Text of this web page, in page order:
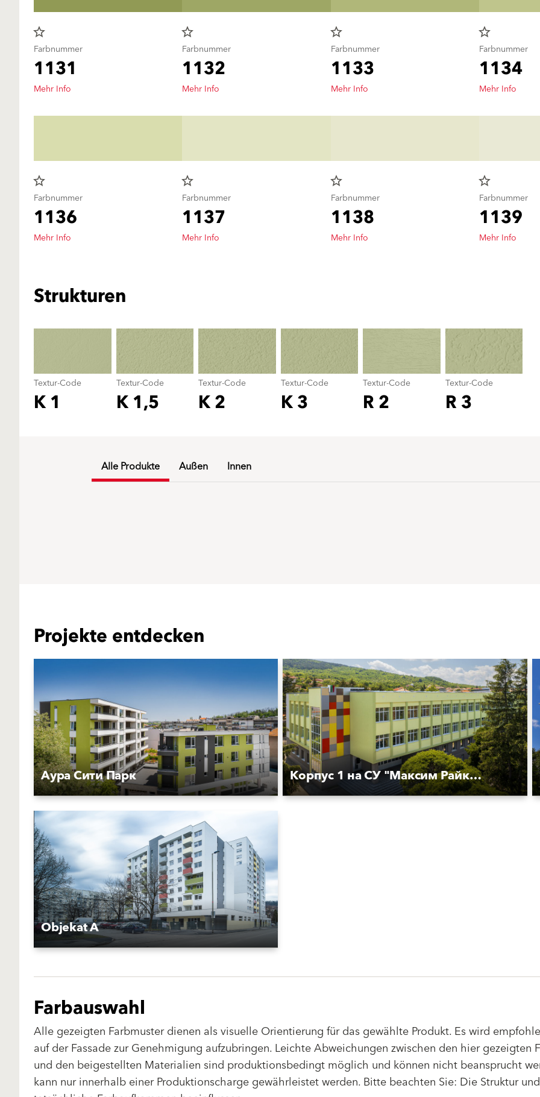
star_border
Farbnummer
1131
Mehr Info
star_border
Farbnummer
1132
Mehr Info
star_border
Farbnummer
1133
Mehr Info
star_border
Farbnummer
1134
Mehr Info
star_border
Farbnummer
1136
Mehr Info
star_border
Farbnummer
1137
Mehr Info
star_border
Farbnummer
1138
Mehr Info
star_border
Farbnummer
1139
Mehr Info
Strukturen
Textur-Code
K 1
Textur-Code
K 1,5
Textur-Code
K 2
Textur-Code
K 3
Textur-Code
R 2
Textur-Code
R 3
Alle Produkte Außen Innen
Projekte entdecken
Аура Сити Парк Корпус 1 на СУ "Максим Райкович''
Objekat A
Farbauswahl
Alle gezeigten Farbmuster dienen als visuelle Orientierung für das gewählte Produkt. Es wird
auf der Fassade zur Genehmigung aufzubringen. Leichte Abweichungen zwischen den hier gezeigten
und den beigestellten Materialien sind produktionsbedingt möglich und können nicht beansprucht
kann nur innerhalb einer Produktionscharge gewährleistet werden. Bitte beachten Sie: Die Struktur